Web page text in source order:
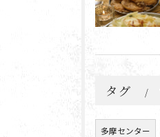
タグ
多摩センター